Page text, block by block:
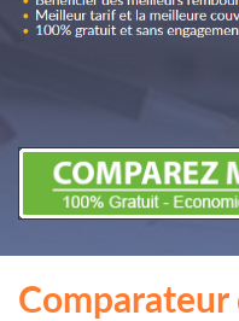
Comparateur